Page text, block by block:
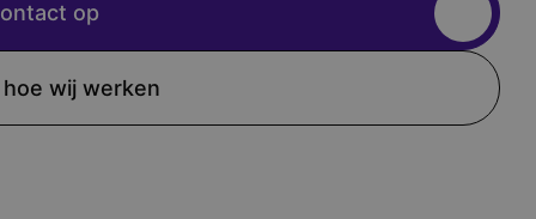
op
wij werken